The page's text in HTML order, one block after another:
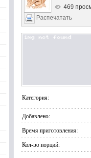
469
Распечатать
Категория:
Добавлено:
Время приготовления:
Кол-во порций: